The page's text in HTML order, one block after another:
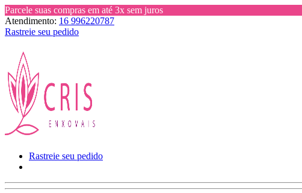
Parcele suas compras em até 3x sem juros
Atendimento: 16 996220787
Rastreie seu pedido
Rastreie seu pedido